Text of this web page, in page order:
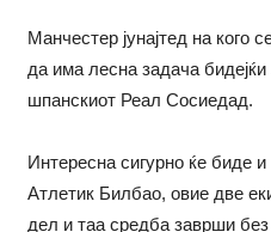
Манчестер јунајтед на кого
да има лесна задача
шпанскиот Реал Сосиедад.
Интересна сигурно ќе биде
Атлетик Билбао, овие две
дел и таа средба заврши